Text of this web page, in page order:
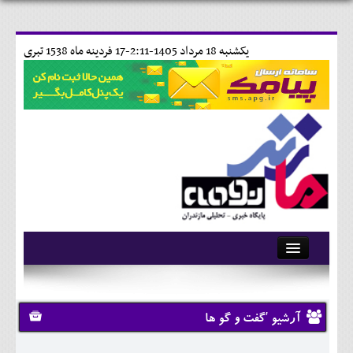
17 فردينه ماه 1538 تبری يکشنبه 18 مرداد 1405-2:11-
آرشیو
تماس با ما
وبلاگ
آرشیو 'گفت و گو ها